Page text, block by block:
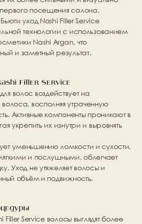
посещения салона.
уход Nashi Filler Service
технологии с использованием
Nashi Argan, что
и заметный результат.
Filler Service
волос воздействует на
восполняя утраченную
Активные компоненты проникают в
укрепить их изнутри и выровнять
уменьшению ломкости и сухости,
и послушными, облегчает
Уход не утяжеляет волосы и
объём и подвижность.
Filler Service волосы выглядят более